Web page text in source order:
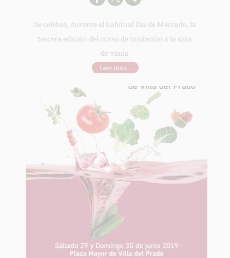
Se celebró, durante el habitual Día de Mercado, la
tercera edición del curso de iniciación a la cata
de vinos.
Leer más...